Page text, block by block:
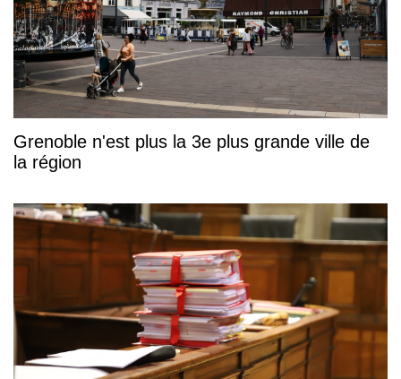
Grenoble n'est plus la 3e plus grande ville de
la région